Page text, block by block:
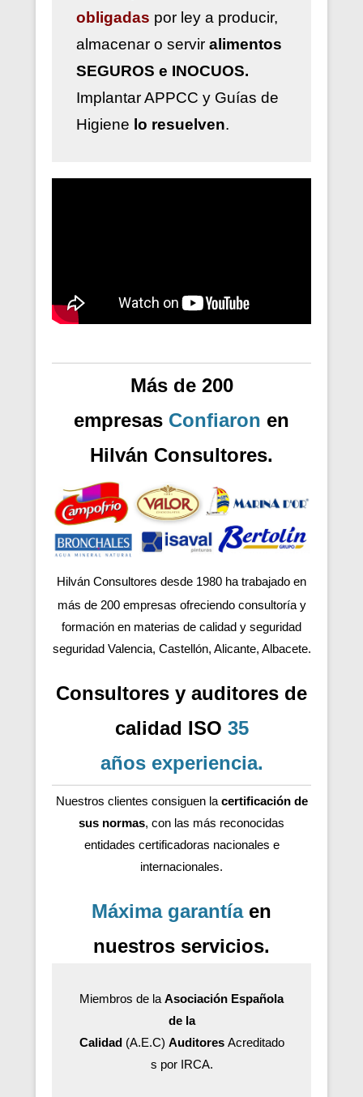
obligadas por ley a producir,
almacenar o servir alimentos
SEGUROS e INOCUOS.
ImplantarAPPCC y Guías de
Higiene lo resuelven.
Más de 200
empresas Confiaron en
Hilván Consultores.
Hilván Consultores desde 1980 ha trabajado en
más de 200 empresas ofreciendo consultoría y
formación en materias de calidad y seguridad
seguridad Valencia, Castellón, Alicante, Albacete.
Consultores y auditores de
calidad ISO 35
años experiencia.
Nuestros clientes consiguen la certificación de
sus normas, con las más reconocidas
entidades certificadoras nacionales e
internacionales.
Máxima garantíaen
nuestros servicios.
Miembros de la Asociación Española
de la
Calidad(A.E.C) AuditoresAcreditado
s por IRCA.